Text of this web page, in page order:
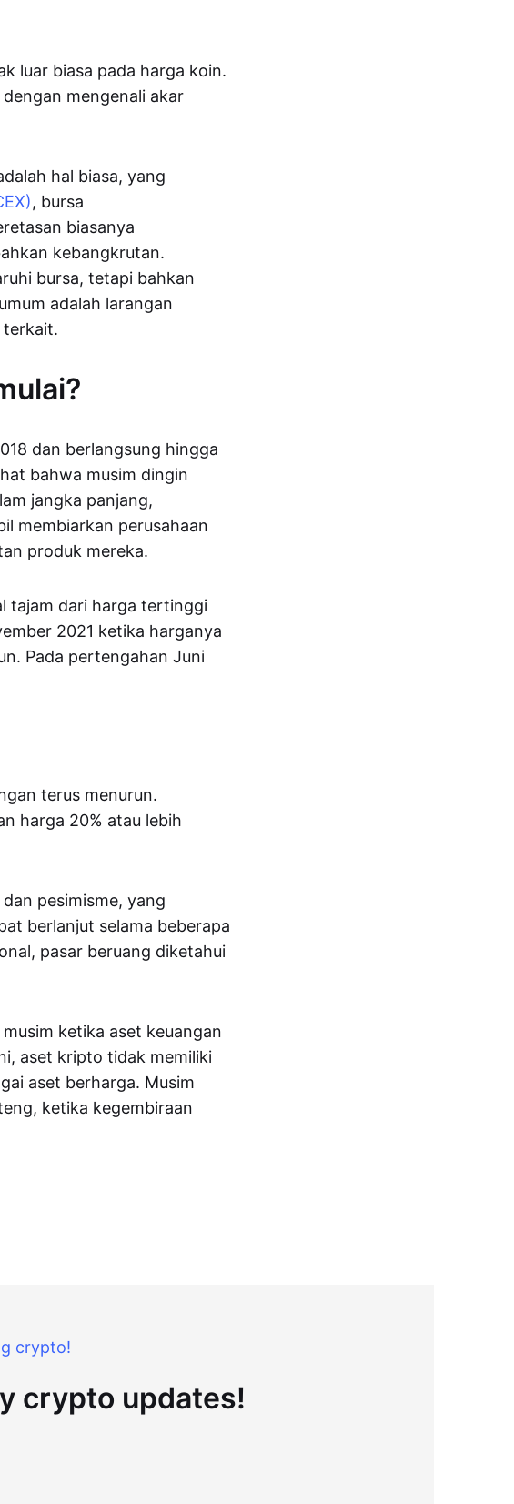
luar biasa pada harga koin.
mengenali akar
hal biasa, yang
, bursa
biasanya
kebangkrutan.
bursa, tetapi bahkan
adalah larangan
terkait.
dan berlangsung hingga
bahwa musim dingin
jangka panjang,
membiarkan perusahaan
produk mereka.
tajam dari harga tertinggi
2021 ketika harganya
Pada pertengahan Juni
terus menurun.
harga 20% atau lebih
pesimisme, yang
berlanjut selama beberapa
pasar beruang diketahui
ketika aset keuangan
aset kripto tidak memiliki
aset berharga. Musim
ketika kegembiraan
crypto!
crypto updates!